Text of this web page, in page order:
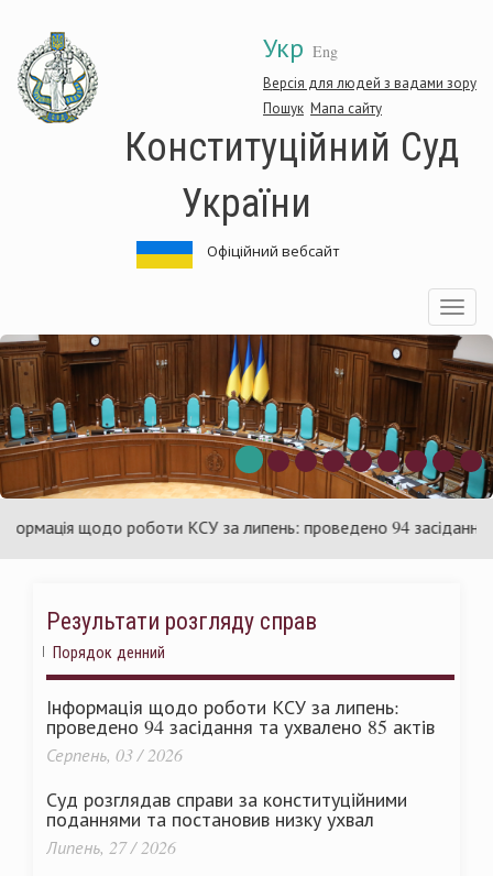
основного
матеріалу
Укр Eng
Версія для людей з вадами зору
Пошук Мапа сайту
Конституційний Суд
України
Офіційний вебсайт
Toggle
щодо роботи КСУ за липень: проведено 94 засідання та
Результати розгляду справ
Порядок денний
Інформація щодо роботи КСУ за липень:
проведено 94 засідання та ухвалено 85 актів
Серпень, 03 / 2026
Суд розглядав справи за конституційними
поданнями та постановив низку ухвал
Липень, 27 / 2026